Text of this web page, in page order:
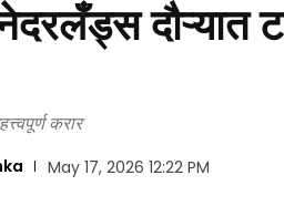
नेदरलँड्स दौऱ्यात
करार
May 17, 2026 12:22 PM